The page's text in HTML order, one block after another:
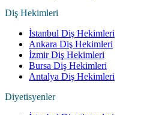
Diş Hekimleri
İstanbul Diş Hekimleri
Ankara Diş Hekimleri
İzmir Diş Hekimleri
Bursa Diş Hekimleri
Antalya Diş Hekimleri
Diyetisyenler